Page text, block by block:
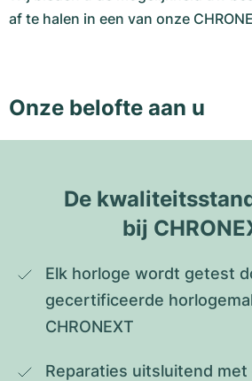
af te halen in een van onze
Onze belofte aan u
De
bij
Elk horloge wordt getest
gecertificeerde
CHRONEXT
Reparaties uitsluitend met